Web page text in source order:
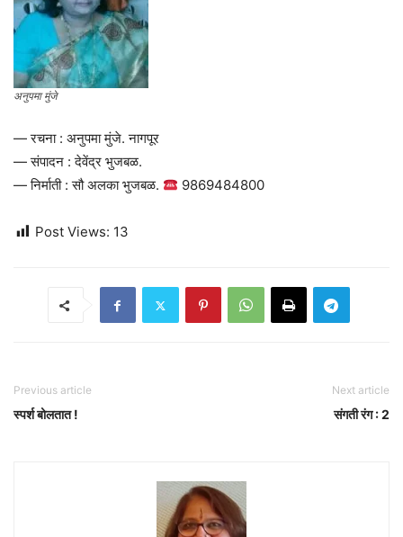
अनुपमा मुंजे
— रचना : अनुपमा मुंजे. नागपूर
— संपादन : देवेंद्र भुजबळ.
— निर्माती : सौ अलका भुजबळ.
9869484800
Post Views: 13
Previous article
स्पर्श बोलतात !
Next article
संगती रंग : 2